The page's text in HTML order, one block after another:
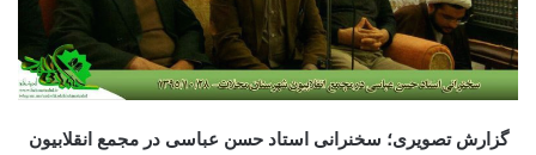
گزارش تصویری؛ سخنرانی استاد حسن عباسی در مجمع انقلابیون